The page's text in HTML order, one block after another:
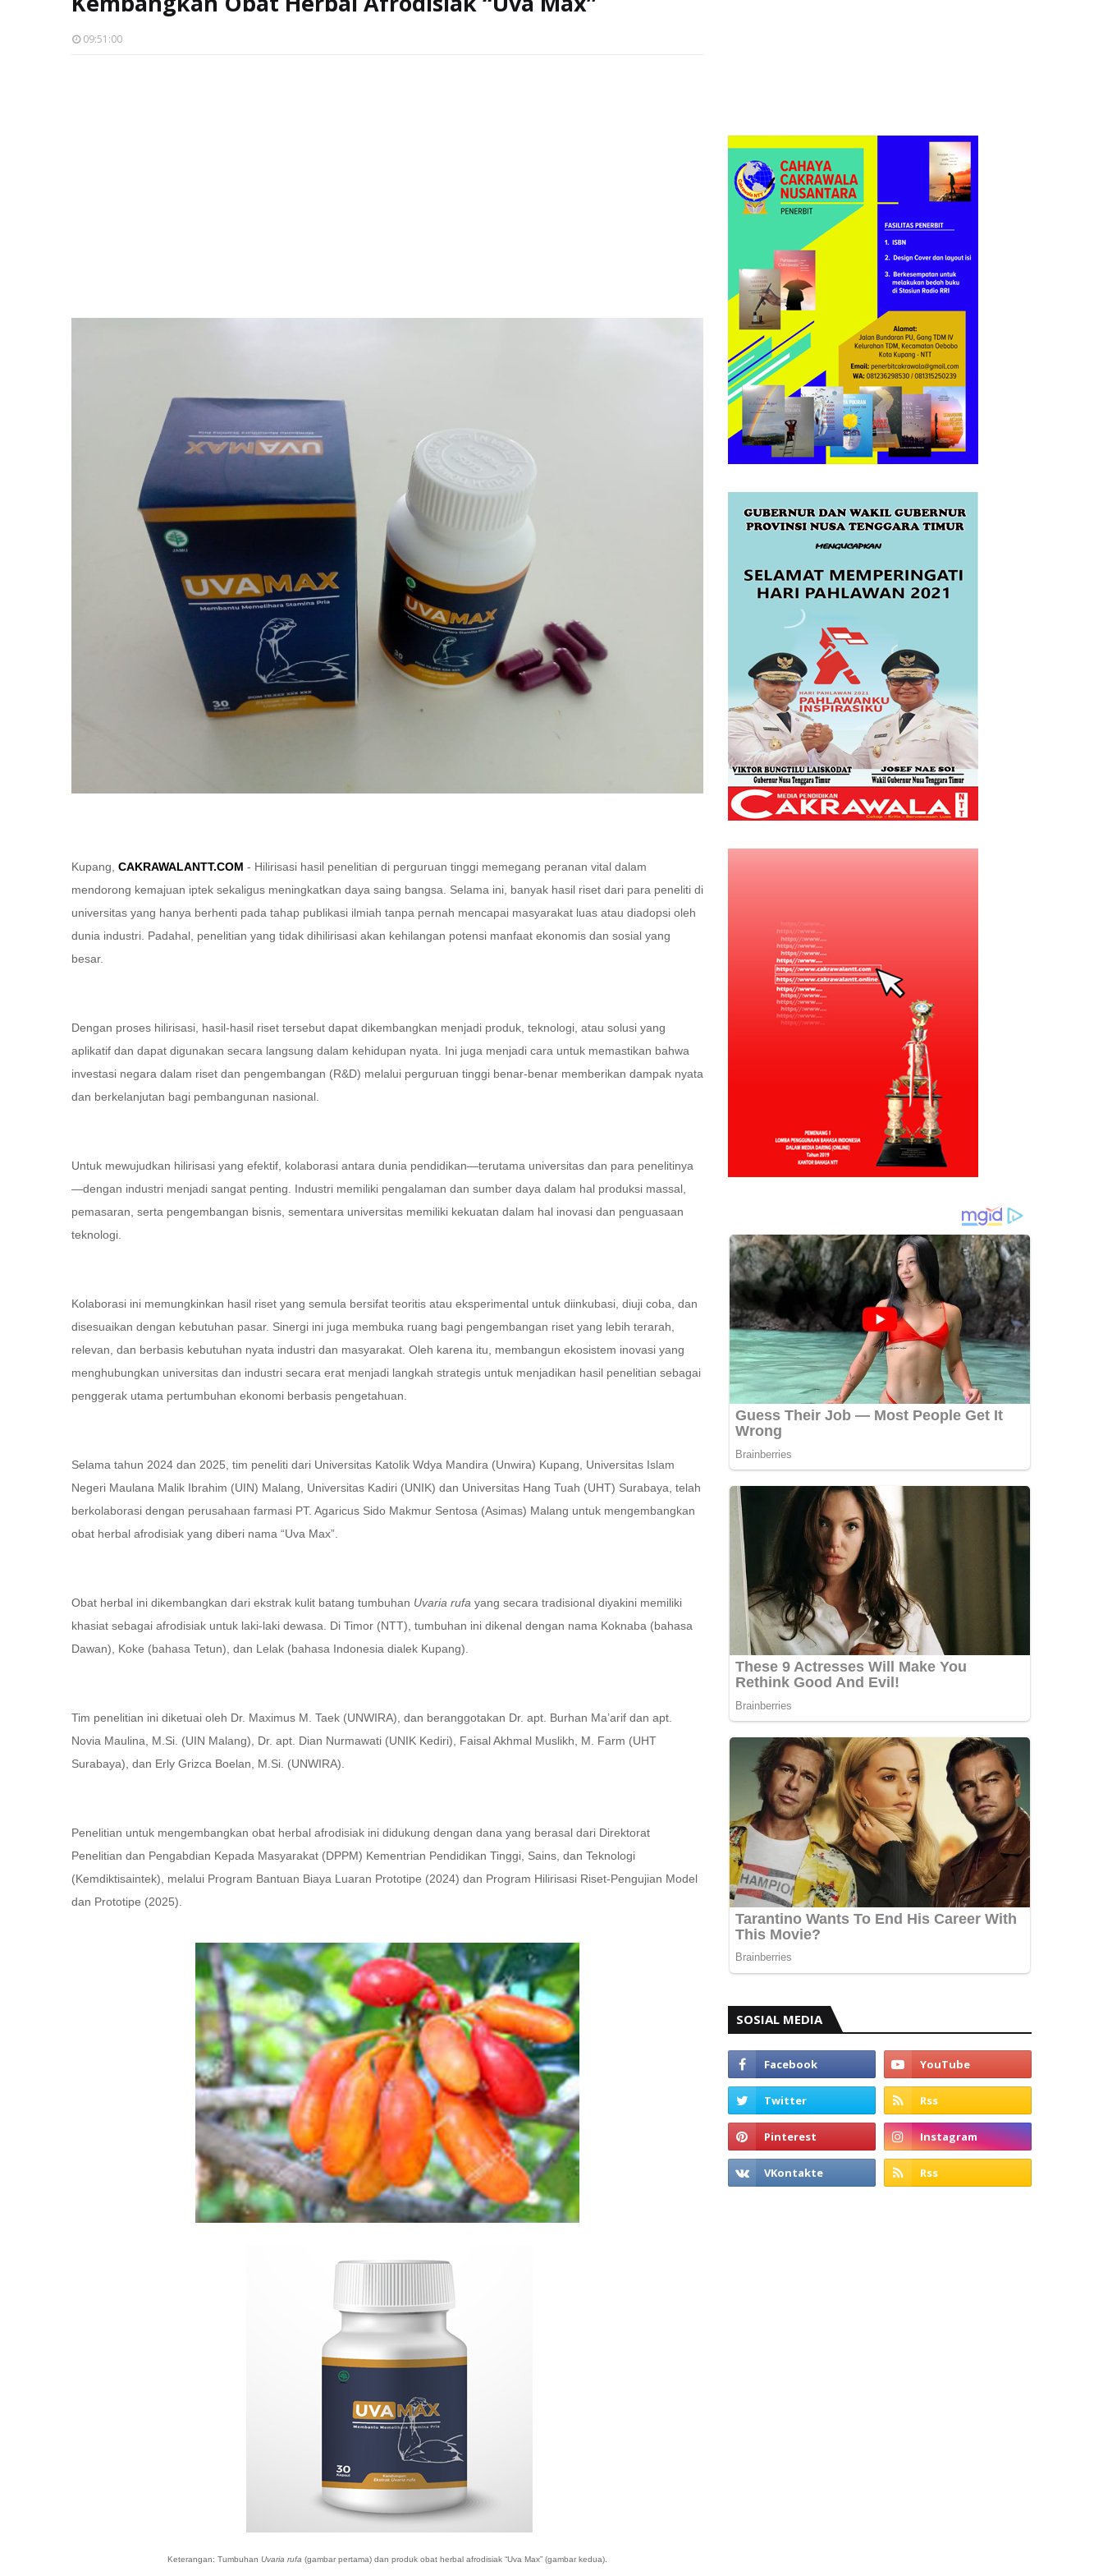
09:51:00
Kupang, CAKRAWALANTT.COM - Hilirisasi hasil penelitian di perguruan tinggi memegang peranan vital dalam
mendorong kemajuan iptek sekaligus meningkatkan daya saing bangsa. Selama ini, banyak hasil riset dari para peneliti di
universitas yang hanya berhenti pada tahap publikasi ilmiah tanpa pernah mencapai masyarakat luas atau diadopsi oleh
dunia industri. Padahal, penelitian yang tidak dihilirisasi akan kehilangan potensi manfaat ekonomis dan sosial yang
besar.
Dengan proses hilirisasi, hasil-hasil riset tersebut dapat dikembangkan menjadi produk, teknologi, atau solusi yang
aplikatif dan dapat digunakan secara langsung dalam kehidupan nyata. Ini juga menjadi cara untuk memastikan bahwa
investasi negara dalam riset dan pengembangan (R&D) melalui perguruan tinggi benar-benar memberikan dampak nyata
dan berkelanjutan bagi pembangunan nasional.
Untuk mewujudkan hilirisasi yang efektif, kolaborasi antara dunia pendidikan—terutama universitas dan para penelitinya
—dengan industri menjadi sangat penting. Industri memiliki pengalaman dan sumber daya dalam hal produksi massal,
pemasaran, serta pengembangan bisnis, sementara universitas memiliki kekuatan dalam hal inovasi dan penguasaan
teknologi.
Kolaborasi ini memungkinkan hasil riset yang semula bersifat teoritis atau eksperimental untuk diinkubasi, diuji coba, dan
disesuaikan dengan kebutuhan pasar. Sinergi ini juga membuka ruang bagi pengembangan riset yang lebih terarah,
relevan, dan berbasis kebutuhan nyata industri dan masyarakat. Oleh karena itu, membangun ekosistem inovasi yang
menghubungkan universitas dan industri secara erat menjadi langkah strategis untuk menjadikan hasil penelitian sebagai
penggerak utama pertumbuhan ekonomi berbasis pengetahuan.
Selama tahun 2024 dan 2025, tim peneliti dari Universitas Katolik Wdya Mandira (Unwira) Kupang, Universitas Islam
Negeri Maulana Malik Ibrahim (UIN) Malang, Universitas Kadiri (UNIK) dan Universitas Hang Tuah (UHT) Surabaya, telah
berkolaborasi dengan perusahaan farmasi PT. Agaricus Sido Makmur Sentosa (Asimas) Malang untuk mengembangkan
obat herbal afrodisiak yang diberi nama “Uva Max”.
Obat herbal ini dikembangkan dari ekstrak kulit batang tumbuhan Uvaria rufa yang secara tradisional diyakini memiliki
khasiat sebagai afrodisiak untuk laki-laki dewasa. Di Timor (NTT), tumbuhan ini dikenal dengan nama Koknaba (bahasa
Dawan), Koke (bahasa Tetun), dan Lelak (bahasa Indonesia dialek Kupang).
Tim penelitian ini diketuai oleh Dr. Maximus M. Taek (UNWIRA), dan beranggotakan Dr. apt. Burhan Ma’arif dan apt.
Novia Maulina, M.Si. (UIN Malang), Dr. apt. Dian Nurmawati (UNIK Kediri), Faisal Akhmal Muslikh, M. Farm (UHT
Surabaya), dan Erly Grizca Boelan, M.Si. (UNWIRA).
Penelitian untuk mengembangkan obat herbal afrodisiak ini didukung dengan dana yang berasal dari Direktorat
Penelitian dan Pengabdian Kepada Masyarakat (DPPM) Kementrian Pendidikan Tinggi, Sains, dan Teknologi
(Kemdiktisaintek), melalui Program Bantuan Biaya Luaran Prototipe (2024) dan Program Hilirisasi Riset-Pengujian Model
dan Prototipe (2025).
Keterangan: Tumbuhan Uvaria rufa (gambar pertama) dan produk obat herbal afrodisiak “Uva Max” (gambar kedua).
SOSIAL MEDIA